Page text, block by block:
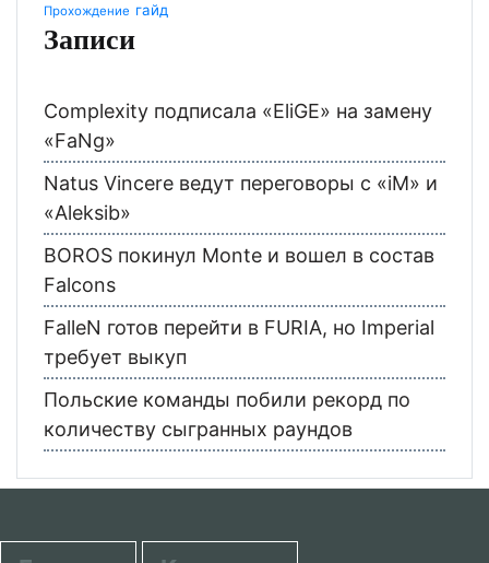
Прохождение гайд
Записи
Complexity подписала «EliGE» на замену
«FaNg»
Natus Vincere ведут переговоры с «iM» и
«Aleksib»
BOROS покинул Monte и вошел в состав
Falcons
FalleN готов перейти в FURIA, но Imperial
требует выкуп
Польские команды побили рекорд по
количеству сыгранных раундов